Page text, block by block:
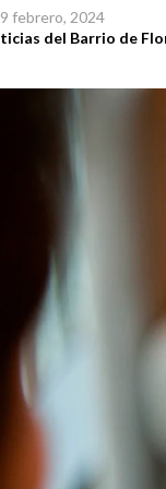
febrero, 2024
del Barrio de